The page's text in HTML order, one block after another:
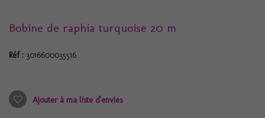
Bobine de raphia turquoise 20 m
Réf : 3016600035516
Ajouter à ma liste d'envies